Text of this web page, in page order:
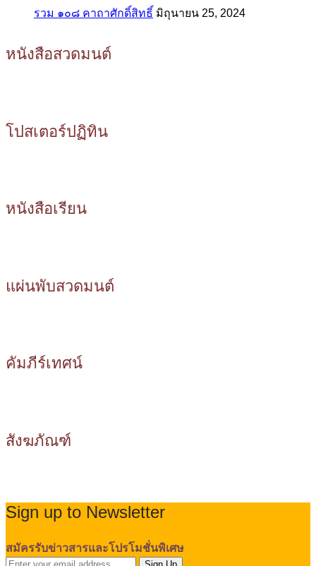
รวม ๑๐๘ คาถาศักดิ์สิทธิ์ มิถุนายน 25, 2024
หนังสือสวดมนต์
โปสเตอร์ปฏิทิน
หนังสือเรียน
แผ่นพับสวดมนต์
คัมภีร์เทศน์
สังฆภัณฑ์
Sign up to Newsletter
สมัครรับข่าวสารและโปรโมชั่นพิเศษ